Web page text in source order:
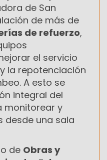
de San
de más de
de refuerzo,
el servicio
la repotenciación
A esto se
integral del
monitorear y
desde una sala
de Obras y